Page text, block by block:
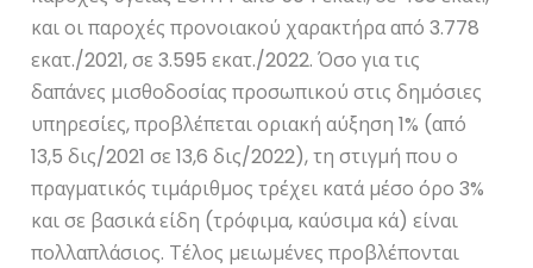
και οι παροχές προνοιακού χαρακτήρα από 3.778
εκατ./2021, σε 3.595 εκατ./2022. Όσο για τις
δαπάνες μισθοδοσίας προσωπικού στις δημόσιες
υπηρεσίες, προβλέπεται οριακή αύξηση 1% (από
13,5 δις/2021 σε 13,6 δις/2022), τη στιγμή που ο
πραγματικός τιμάριθμος τρέχει κατά μέσο όρο 3%
και σε βασικά είδη (τρόφιμα, καύσιμα κά) είναι
πολλαπλάσιος. Τέλος μειωμένες προβλέπονται